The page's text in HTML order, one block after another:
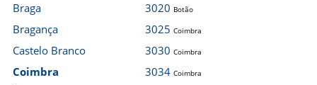
Braga
Bragança
Castelo Branco
Coimbra
3020 Botão
3025 Coimbra
3030 Coimbra
3034 Coimbra